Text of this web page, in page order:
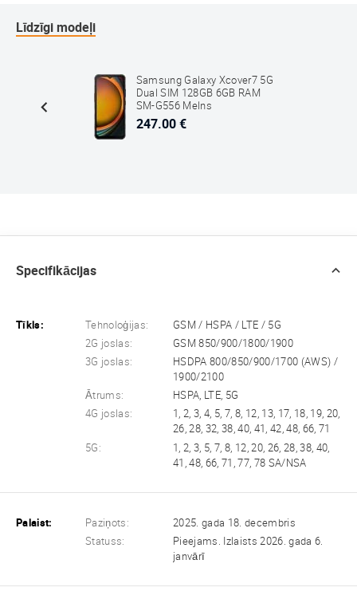
Līdzīgi modeļi
Samsung Galaxy Xcover7 5G
Dual SIM 128GB 6GB RAM
SM-G556 Melns
247.00 €
Specifikācijas
Tīkls: Tehnoloģijas:
GSM / HSPA / LTE / 5G
2G joslas:
GSM 850/900/1800/1900
3G joslas:
HSDPA 800/850/900/1700 (AWS) /
1900/2100
Ātrums:
HSPA, LTE, 5G
4G joslas:
1, 2, 3, 4, 5, 7, 8, 12, 13, 17, 18, 19, 20,
26, 28, 32, 38, 40, 41, 42, 48, 66, 71
5G:
1, 2, 3, 5, 7, 8, 12, 20, 26, 28, 38, 40,
41, 48, 66, 71, 77, 78 SA/NSA
Palaist: Paziņots:
2025. gada 18. decembris
Statuss:
Pieejams. Izlaists 2026. gada 6.
janvārī